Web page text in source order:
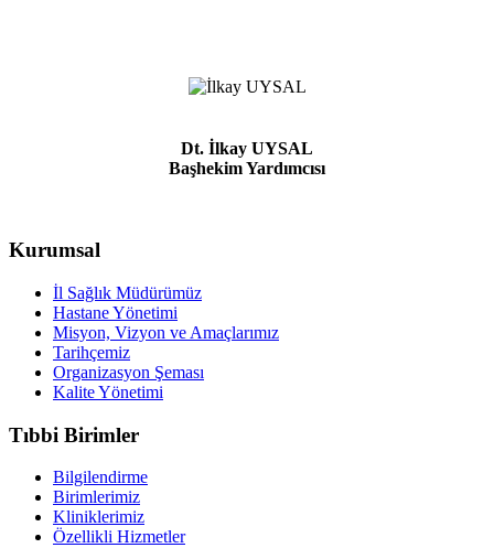
Dt. İlkay UYSAL
Başhekim Yardımcısı
Kurumsal
İl Sağlık Müdürümüz
Hastane Yönetimi
Misyon, Vizyon ve Amaçlarımız
Tarihçemiz
Organizasyon Şeması
Kalite Yönetimi
Tıbbi Birimler
Bilgilendirme
Birimlerimiz
Kliniklerimiz
Özellikli Hizmetler